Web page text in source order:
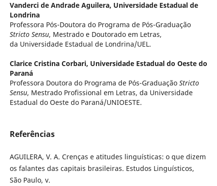
Vanderci de Andrade Aguilera, Universidade Estadual de
Londrina
Professora Pós-Doutora do Programa de Pós-Graduação
Stricto Sensu, Mestrado e Doutorado em Letras,
da Universidade Estadual de Londrina/UEL.
Clarice Cristina Corbari, Universidade Estadual do Oeste do
Paraná
Professora Doutora do Programa de Pós-Graduação Stricto
Sensu, Mestrado Profissional em Letras, da Universidade
Estadual do Oeste do Paraná/UNIOESTE.
Referências
AGUILERA, V. A. Crenças e atitudes linguísticas: o que dizem
os falantes das capitais brasileiras. Estudos Linguísticos,
São Paulo, v.